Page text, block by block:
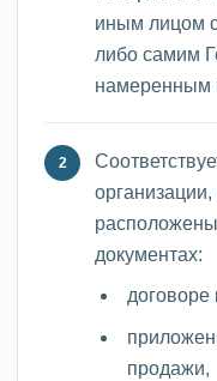
иным лицом
либо самим
намеренным
документах:
договоре
продажи,